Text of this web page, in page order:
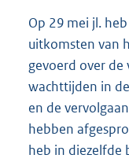
Op 29 mei jl.
uitkomsten van
gevoerd over de
wachttijden in
en de
hebben
heb in diezelfde